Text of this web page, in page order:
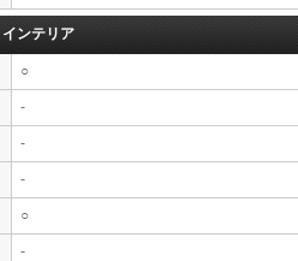
インテリア
○
-
-
-
○
-